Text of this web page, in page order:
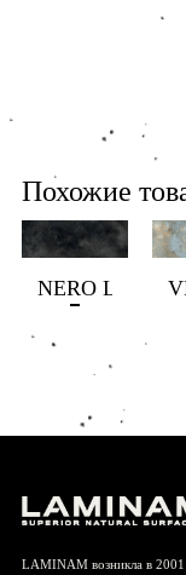
Похожие
NERO LUX
LAMINAM возникла в